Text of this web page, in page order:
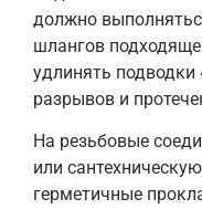
должно
шлангов
удлинять
разрывов и
На резьбовые
или
герметичные